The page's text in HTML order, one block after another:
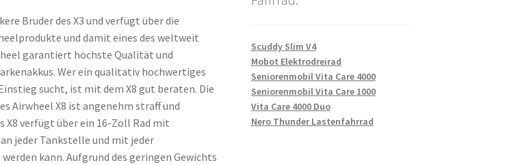
Bruder des X3 und verfügt über die
und damit eines des weltweit
garantiert höchste Qualität und
Wer ein qualitativ hochwertiges
sucht, ist mit dem X8 gut beraten. Die
Airwheel X8 ist angenehm straff und
X8 verfügt über ein 16-Zoll Rad mit
jeder Tankstelle und mit jeder
kann. Aufgrund des geringen Gewichts
Scuddy Slim V4
Mobot Elektrodreirad
Seniorenmobil Vita Care 4000
Seniorenmobil Vita Care 1000
Vita Care 4000 Duo
Nero Thunder Lastenfahrrad